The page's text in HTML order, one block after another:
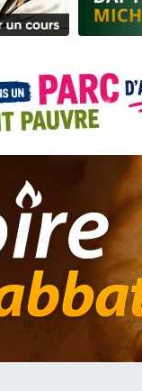
viennent de nous
49 places pour étudier
viennent de nous
viennent de nous
de donner son Maasser
viennent de faire
viennent de nous
viennent de
viennent de faire
49 places pour étudier
musiques dans
viennent de